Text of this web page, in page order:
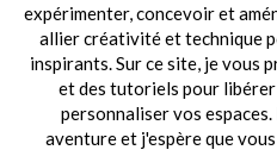
expérimenter, concevoir et
allier créativité et technique
inspirants. Sur ce site, je vous
et des tutoriels pour
personnaliser vos
aventure et j'espère que